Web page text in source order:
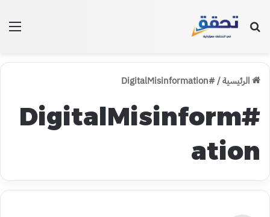
بحث عن
الرئيسية/
#DigitalMisinformation
#DigitalMisinform
ation